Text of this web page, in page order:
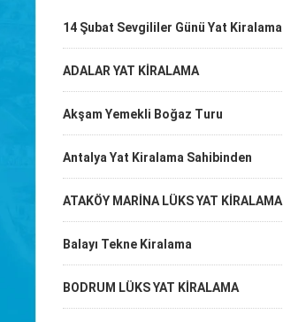
14 Şubat Sevgililer Günü Yat Kiralama
ADALAR YAT KİRALAMA
Akşam Yemekli Boğaz Turu
Antalya Yat Kiralama Sahibinden
ATAKÖY MARİNA LÜKS YAT KİRALAMA
Balayı Tekne Kiralama
BODRUM LÜKS YAT KİRALAMA